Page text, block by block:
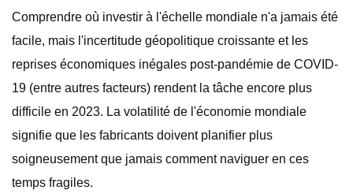
Comprendre où investir à l'échelle mondiale n'a jamais été
facile, mais l'incertitude géopolitique croissante et les
reprises économiques inégales post-pandémie de COVID-
19 (entre autres facteurs) rendent la tâche encore plus
difficile en 2023. La volatilité de l'économie mondiale
signifie que les fabricants doivent planifier plus
soigneusement que jamais comment naviguer en ces
temps fragiles.